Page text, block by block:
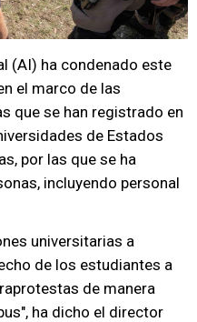
(AI) ha condenado este
el marco de las
que se han registrado en
de Estados
por las que se ha
incluyendo personal
universitarias a
de los estudiantes a
de manera
ha dicho el director